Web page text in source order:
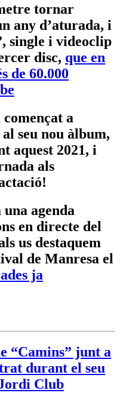
tornar
any d’aturada, i
single i videoclip
disc, que en
de 60.000
a
seu nou àlbum,
aquest 2021, i
als
agenda
en directe del
us destaquem
de Manresa el
ja
“Camins” junt a
durant el seu
Club